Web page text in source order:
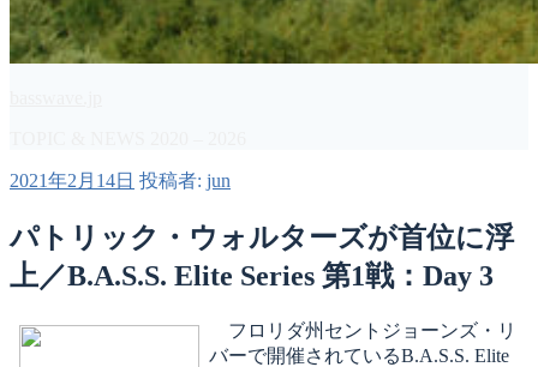
投
日:
2021年2月14日 投稿者: jun
パトリック・ウォルターズが首位に浮
上／B.A.S.S. Elite Series 第1戦：Day 3
フロリダ州セントジョーンズ・リ
バーで開催されているB.A.S.S. Elite